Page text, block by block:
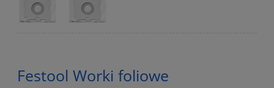
Festool Worki foliowe